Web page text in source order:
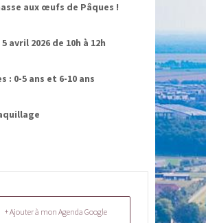
aux œufs de Pâques !
avril 2026 de 10h à 12h
: 0-5 ans et 6-10 ans
+ Ajouter à mon Agenda Google